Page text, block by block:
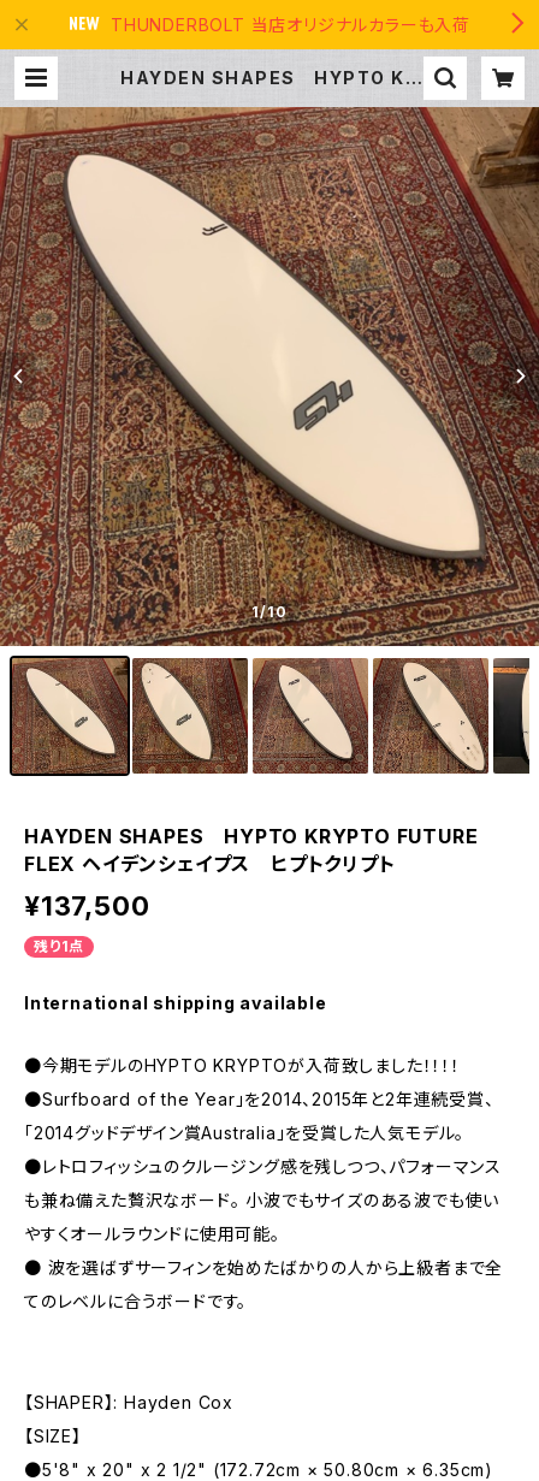
THUNDERBOLT 当店オリジナルカラーも入荷
HAYDEN SHAPES HYPTO KR
イプス ヒプトクリプト | THE USA
SURF
1/10
HAYDEN SHAPES HYPTO KRYPTO FUTURE
FLEX ヘイデンシェイプス ヒプトクリプト
¥137,500
残り1点
International shipping available
●今期モデルのHYPTO KRYPTOが入荷致しました！！！！
●Surfboard of the Year」を2014、2015年と2年連続受賞、
「2014グッドデザイン賞Australia」を受賞した人気モデル。
●レトロフィッシュのクルージング感を残しつつ、パフォーマンス
も兼ね備えた贅沢なボード。 小波でもサイズのある波でも使い
やすくオールラウンドに使用可能。
● 波を選ばずサーフィンを始めたばかりの人から上級者まで全
てのレベルに合うボードです。
【SHAPER】: Hayden Cox
【SIZE】
●5'8" x 20" x 2 1/2" (172.72cm × 50.80cm × 6.35cm)